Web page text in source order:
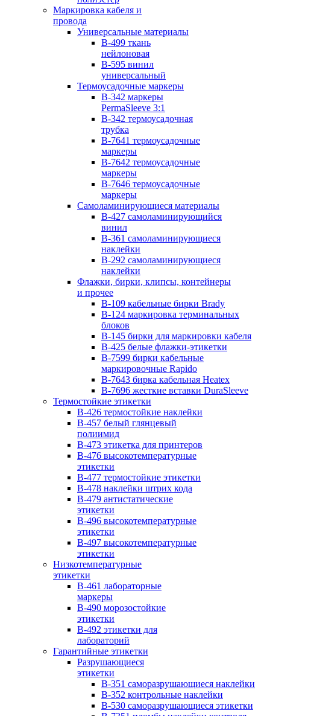
Маркировка кабеля и
провода
Универсальные материалы
B-499 ткань
нейлоновая
B-595 винил
универсальный
Термоусадочные маркеры
B-342 маркеры
PermaSleeve 3:1
B-342 термоусадочная
трубка
B-7641 термоусадочные
маркеры
B-7642 термоусадочные
маркеры
B-7646 термоусадочные
маркеры
Самоламинирующиеся материалы
B-427 самоламинирующийся
винил
B-361 cамоламинирующиеся
наклейки
B-292 самоламинирующиеся
наклейки
Флажки, бирки, клипсы, контейнеры
и прочее
B-109 кабельные бирки Brady
B-124 маркировка терминальных
блоков
B-145 бирки для маркировки кабеля
B-425 белые флажки-этикетки
B-7599 бирки кабельные
маркировочные Rapido
B-7643 бирка кабельная Heatex
B-7696 жесткие вставки DuraSleeve
Термостойкие этикетки
B-426 термостойкие наклейки
B-457 белый глянцевый
полиимид
B-473 этикетка для принтеров
B-476 высокотемпературные
этикетки
B-477 термостойкие этикетки
B-478 наклейки штрих кода
B-479 антистатические
этикетки
B-496 высокотемпературные
этикетки
B-497 высокотемпературные
этикетки
Низкотемпературные
этикетки
B-461 лабораторные
маркеры
B-490 морозостойкие
этикетки
B-492 этикетки для
лабораторий
Гарантийные этикетки
Разрушающиеся
этикетки
B-351 саморазрушающиеся наклейки
B-352 контрольные наклейки
B-530 саморазрушающиеся этикетки